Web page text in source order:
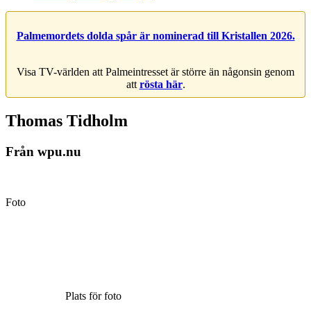
Palmemordets dolda spår är nominerad till Kristallen 2026.
Visa TV-världen att Palmeintresset är större än någonsin genom
att rösta här.
Thomas Tidholm
Från wpu.nu
Foto
Plats för foto